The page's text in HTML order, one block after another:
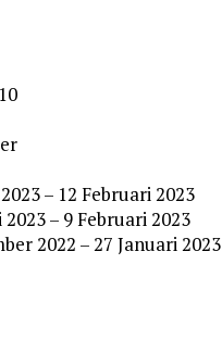
Februari 2023
– 9 Februari 2023
2022 – 27 Januari 2023